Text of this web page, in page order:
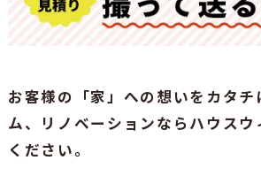
お客様の「家」への想いをカタチ
ム、リノベーションならハウス
ください。